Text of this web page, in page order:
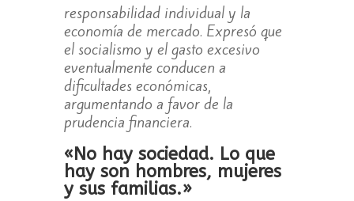
responsabilidad individual y la
economía de mercado. Expresó que
el socialismo y el gasto excesivo
eventualmente conducen a
dificultades económicas,
argumentando a favor de la
prudencia financiera.
«No hay sociedad. Lo que
hay son hombres, mujeres
y sus familias.»